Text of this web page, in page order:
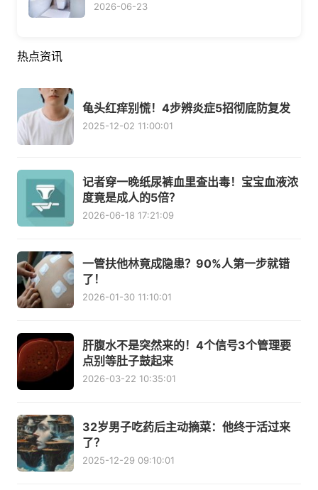
2026-06-23
热点资讯
龟头红痒别慌！4步辨炎症5招彻底防复发
2025-12-02 11:00:01
记者穿一晚纸尿裤血里查出毒！宝宝血液浓
度竟是成人的5倍？
2026-06-18 17:21:09
一管扶他林竟成隐患？90%人第一步就错
了！
2026-01-30 11:10:01
肝腹水不是突然来的！4个信号3个管理要
点别等肚子鼓起来
2026-03-22 10:35:01
32岁男子吃药后主动摘菜：他终于活过来
了？
2025-12-29 09:10:01